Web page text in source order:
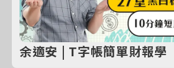
余適安 | T字帳簡單財報學